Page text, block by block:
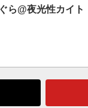
ら@夜光性カイト